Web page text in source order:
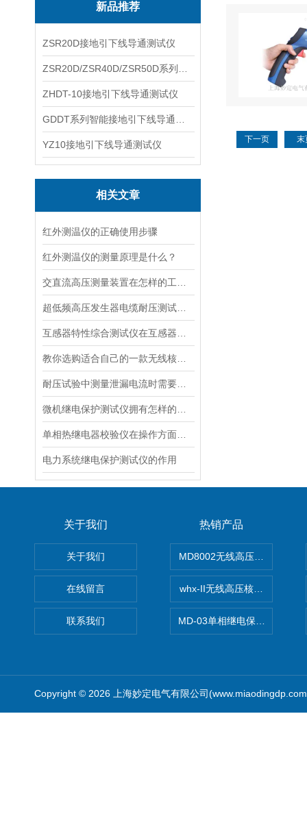
新品推荐
ZSR20D接地引下线导通测试仪
ZHDT-10接地引下线导通测试仪
YZ10接地引下线导通测试仪
相关文章
红外测温仪的正确使用步骤
红外测温仪的测量原理是什么？
电力系统继电保护测试仪的作用
下一页 末
关于我们
关于我们
在线留言
联系我们
热销产品
MD8002无线高压核相仪
whx-II无线高压核相仪
MD-03单相继电保护测试仪价
Copyright © 2026 上海妙定电气有限公司